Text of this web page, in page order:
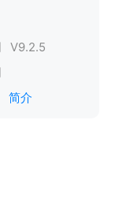
V9.2.5
简介